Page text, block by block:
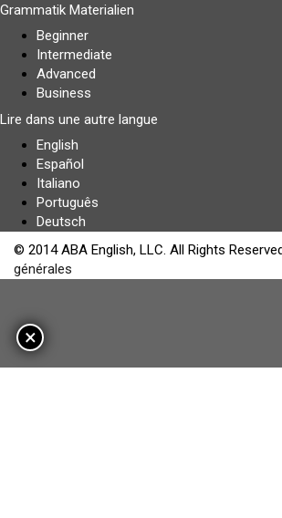
Grammatik Materialien
Beginner
Intermediate
Advanced
Business
Lire dans une autre langue
English
Español
Italiano
Português
Deutsch
© 2014 ABA English, LLC. All Rights
générales
×